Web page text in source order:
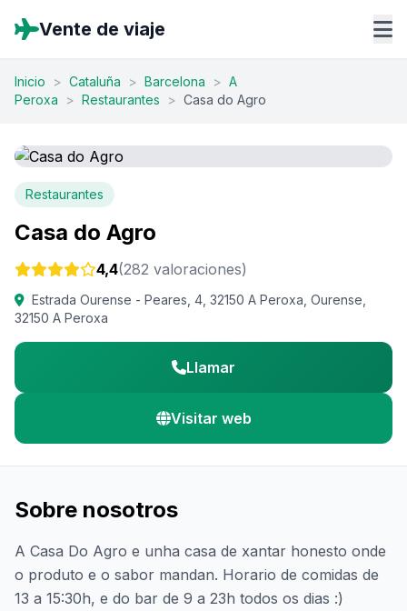
Vente de viaje
Inicio > Cataluña > Barcelona > A
Peroxa
> Restaurantes > Casa do Agro
Restaurantes
Casa do Agro
4,4(282 valoraciones)
Estrada Ourense - Peares, 4, 32150 A Peroxa, Ourense,
32150 A Peroxa
Llamar
Visitar web
Sobre nosotros
A Casa Do Agro e unha casa de xantar honesto onde
o produto e o sabor mandan. Horario de comidas de
13 a 15:30h, e do bar de 9 a 23h todos os dias :)